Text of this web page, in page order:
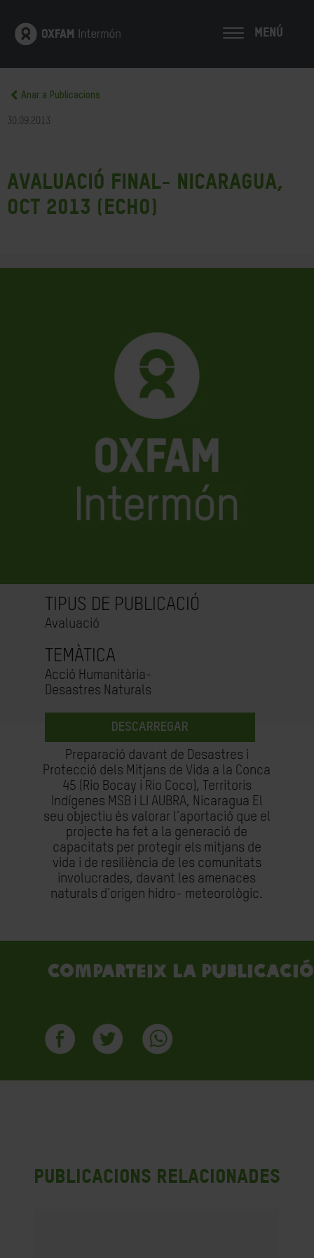
MENÚ
Anar a Publicacions
30.09.2013
Avaluació Final- Nicaragua,
oct 2013 (ECHO)
TIPUS DE PUBLICACIÓ
Avaluació
TEMÀTICA
Acció Humanitària-
Desastres Naturals
DESCARREGAR
Preparació davant de Desastres i
Protecció dels Mitjans de Vida a la Conca
45 (Rio Bocay i Rio Coco), Territoris
Indígenes MSB i LI AUBRA, Nicaragua El
seu objectiu és valorar l'aportació que el
projecte ha fet a la generació de
capacitats per protegir els mitjans de
vida i de resiliència de les comunitats
involucrades, davant les amenaces
naturals d'origen hidro- meteorològic.
Comparteix la publicació
Publicacions Relacionades